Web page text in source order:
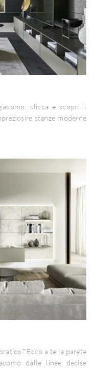
clicca e scopri il
stanze moderne
Ecco a te la parete
dalle linee decise